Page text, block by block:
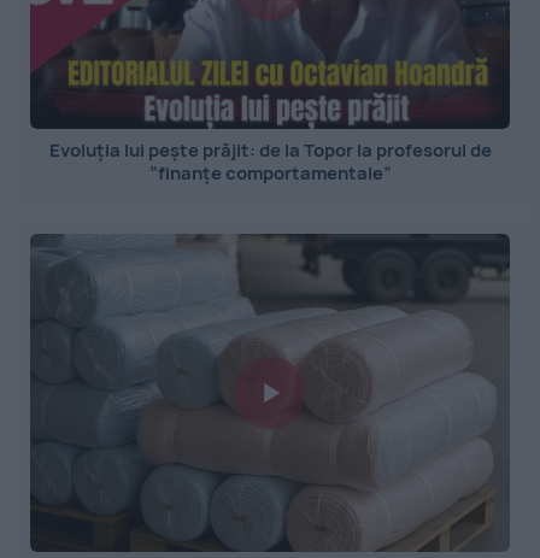
Evoluția lui pește prăjit: de la Topor la profesorul de
”finanțe comportamentale”